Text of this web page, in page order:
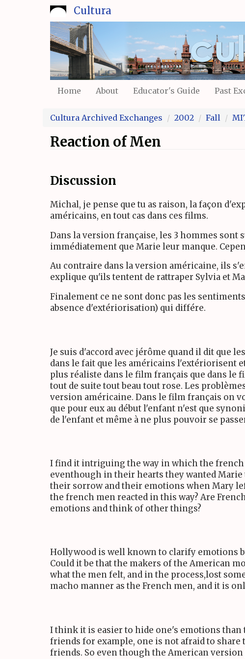
Cultura
Home About Educator's Guide Past
Cultura Archived Exchanges 2002 Fall
Reaction of Men
Discussion
Michal, je pense que tu as raison, la façon
américains, en tout cas dans ces films.
Dans la version française, les 3 hommes
immédiatement que Marie leur manque.
Au contraire dans la version américaine, ils
explique qu'ils tentent de rattraper Sylvia et
Finalement ce ne sont donc pas les
absence d'extériorisation) qui différe.
Je suis d'accord avec jérôme quand il dit que
dans le fait que les américains l'extériorisent
plus réaliste dans le film français que dans le
tout de suite tout beau tout rose. Les
version américaine. Dans le film français on
que pour eux au début l'enfant n'est que
de l'enfant et même à ne plus pouvoir se
I find it intriguing the way in which the french
eventhough in their hearts they wanted Marie
their sorrow and their emotions when Mary
the french men reacted in this way? Are
emotions and think of other things?
Hollywood is well known to clarify emotions
Could it be that the makers of the American
what the men felt, and in the process,lost
macho manner as the French men, and it is
I think it is easier to hide one's emotions than
friends for example, one is not afraid to
friends. So even though the American